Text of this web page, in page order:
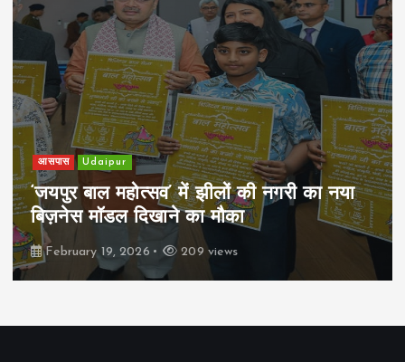
आसपास Udaipur
‘जयपुर बाल महोत्सव’ में झीलों की नगरी का नया
बिज़नेस मॉडल दिखाने का मौका
February 19, 2026 209 views